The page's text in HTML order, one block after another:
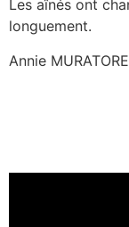
Les aînés ont
longuement.
Annie MURATORE